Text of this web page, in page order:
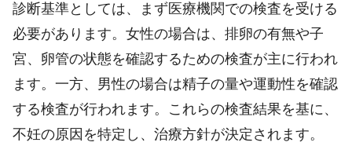
診断基準としては、まず医療機関での検査を受ける
必要があります。女性の場合は、排卵の有無や子
宮、卵管の状態を確認するための検査が主に行われ
ます。一方、男性の場合は精子の量や運動性を確認
する検査が行われます。これらの検査結果を基に、
不妊の原因を特定し、治療方針が決定されます。